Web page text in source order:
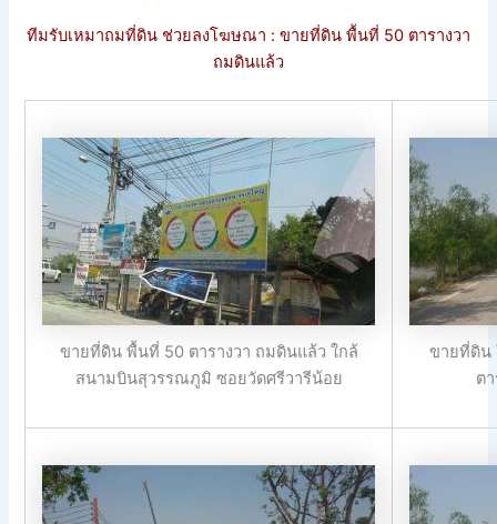
ทีมรับเหมาถมที่ดิน ช่วยลงโฆษณา : ขายที่ดิน พื้นที่ 50 ตารางวา
ถมดินแล้ว
ขายที่ดิน พื้นที่ 50 ตารางวา ถมดินแล้ว ใกล้
สนามบินสุวรรณภูมิ ซอยวัดศรีวารีน้อย
ขายที่ดิน
ต